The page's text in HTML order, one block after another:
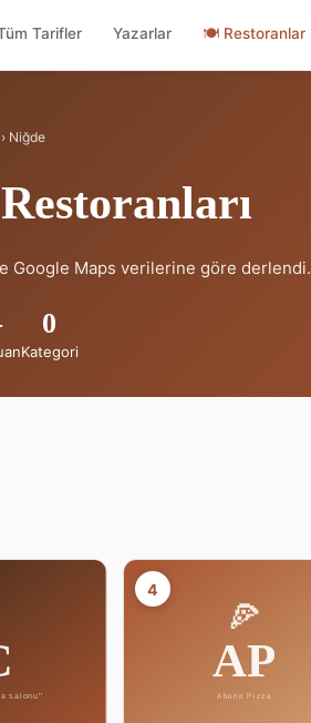
Tarifler Yazarlar 🍽 Restoranlar
Niğde
Google Maps verilerine göre derlendi.
0
Kategori
4